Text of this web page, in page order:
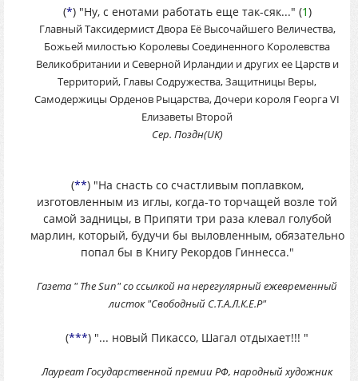
(*) "Ну, с енотами работать еще так-сяк..." (1)
Главный Таксидермист Двора Её Высочайшего Величества,
Божьей милостью Королевы Соединенного Королевства
Великобритании и Северной Ирландии и других ее Царств и
Территорий, Главы Содружества, Защитницы Веры,
Самодержицы Орденов Рыцарства, Дочери короля Георга VI
Елизаветы Второй
Сер. Поздн(UK)
(**) "На снасть со счастливым поплавком,
изготовленным из иглы, когда-то торчащей возле той
самой задницы, в Припяти три раза клевал голубой
марлин, который, будучи бы выловленным, обязательно
попал бы в Книгу Рекордов Гиннесса."
Газета " Тhе Sun" со ссылкой на нерегулярный ежевременный
листок "Свободный С.Т.А.Л.К.Е.Р"
(***) "... новый Пикассо, Шагал отдыхает!!! "
Лауреат Государственной премии РФ, народный художник